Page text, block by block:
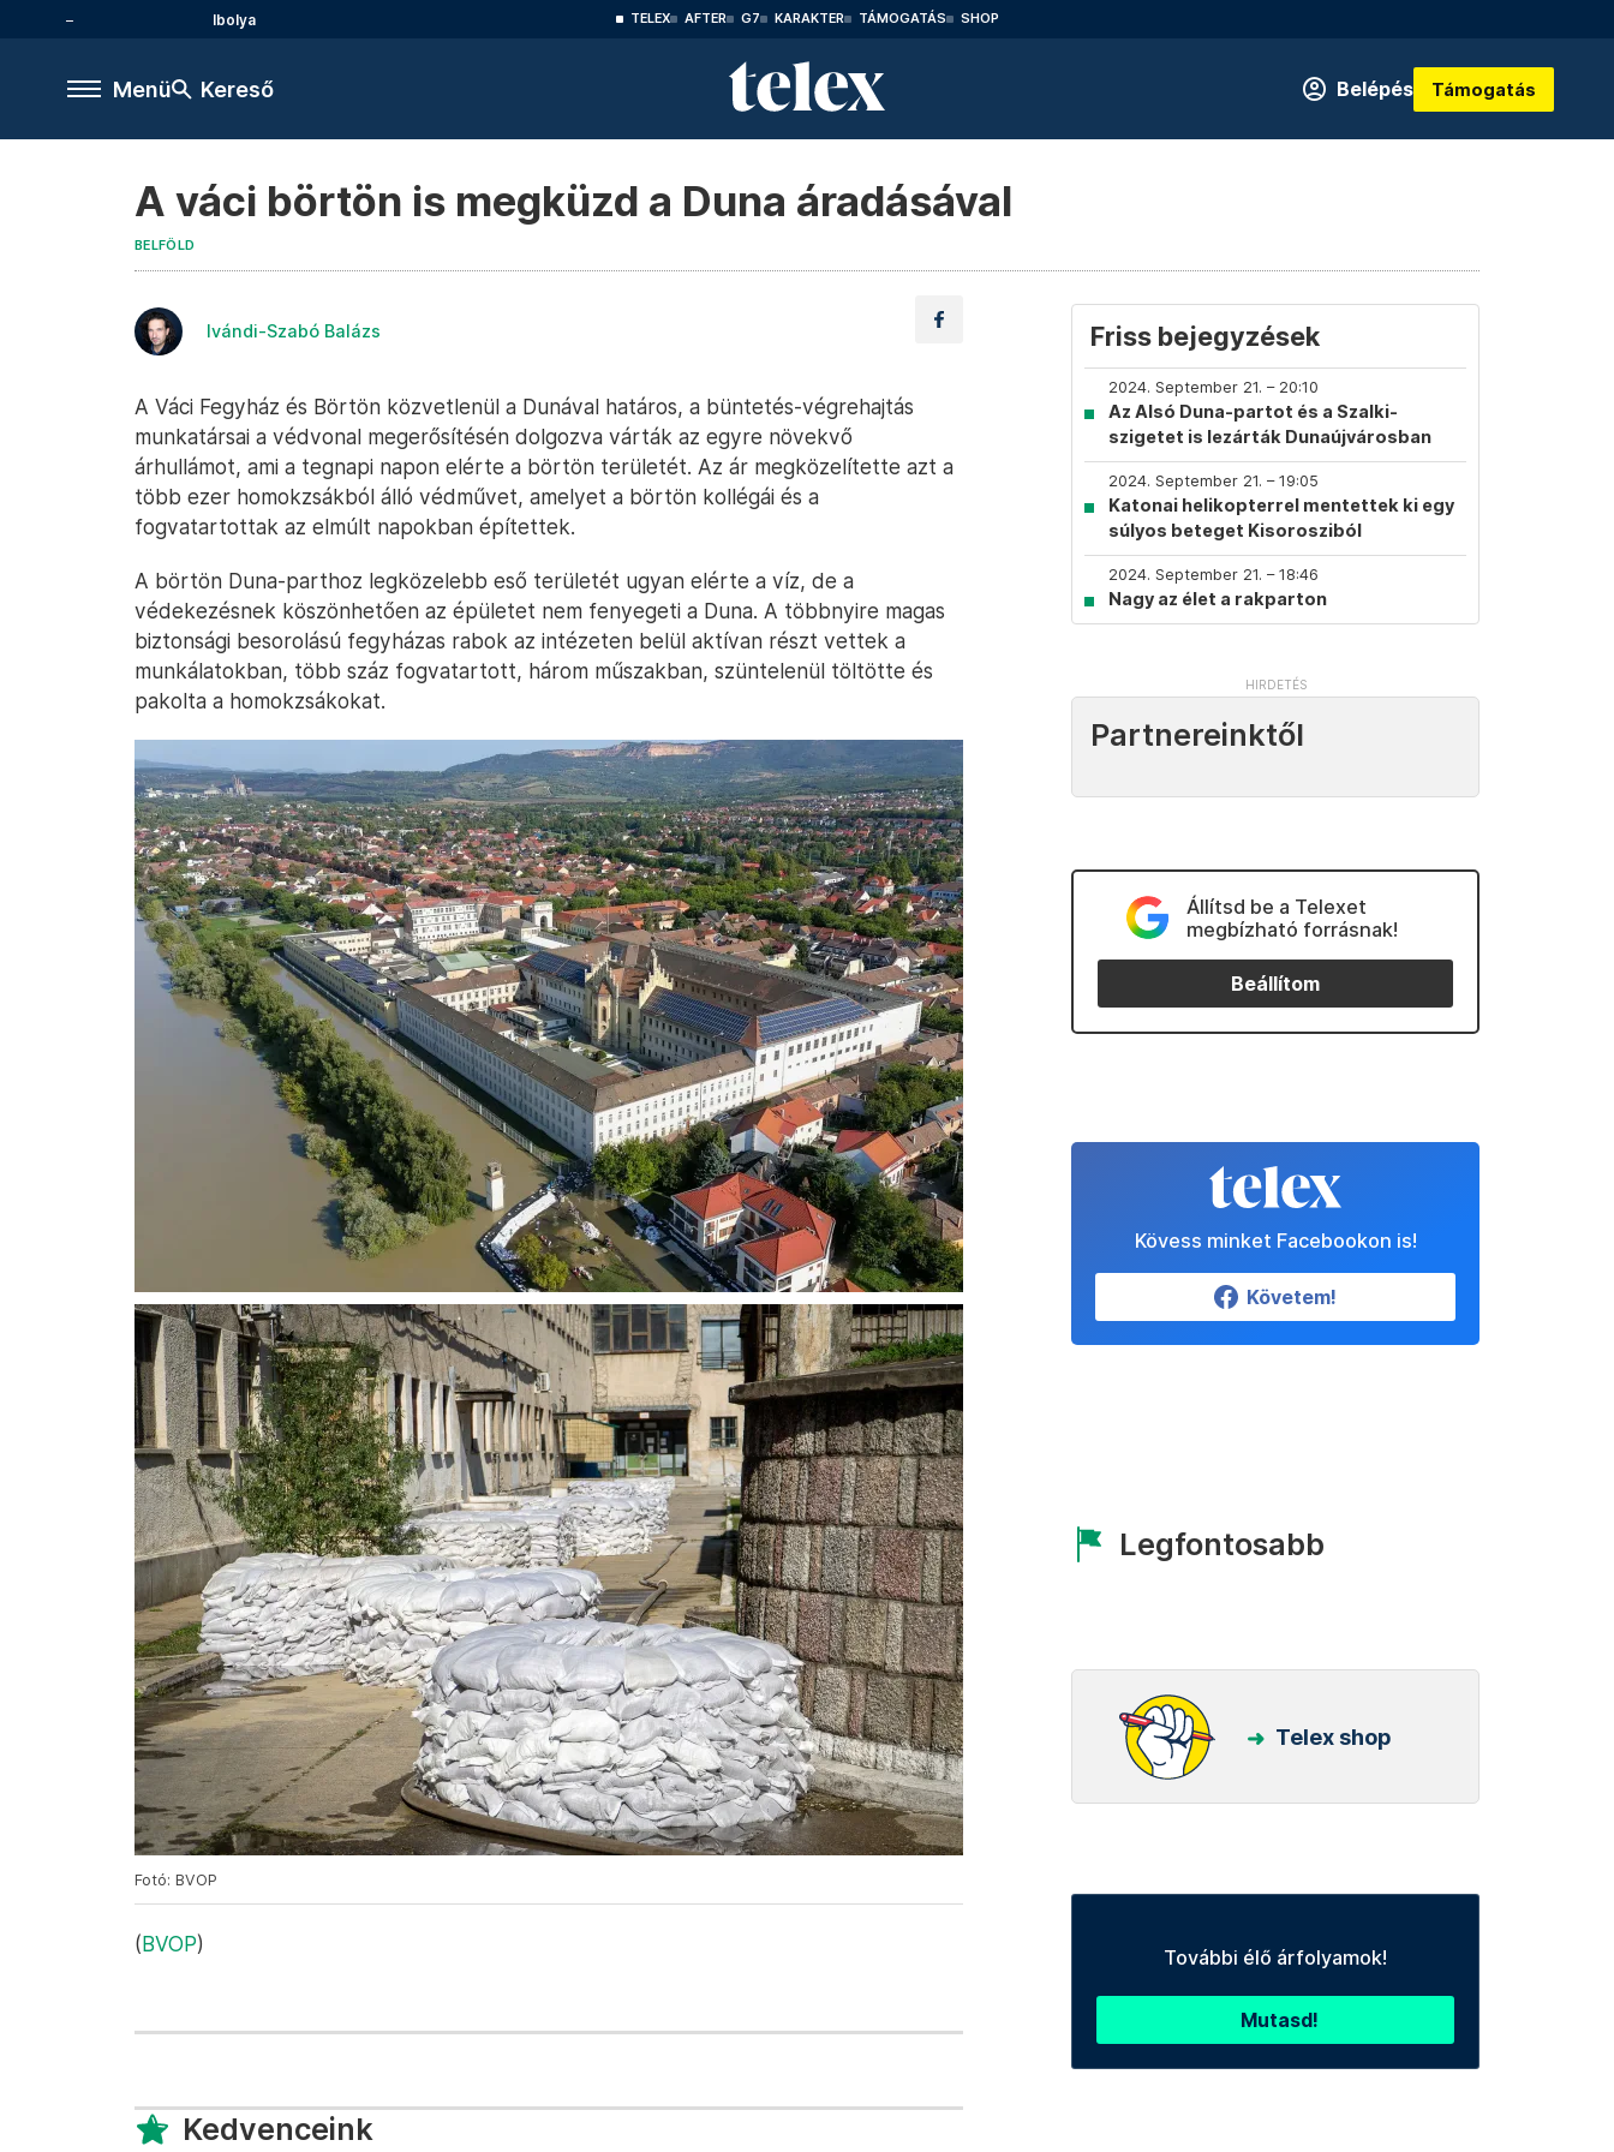
Ibolya TELEX AFTER G7 KARAKTER TÁMOGATÁS SHOP
Menü Kereső Belépés Támogatás
A váci börtön is megküzd a Duna áradásával
BELFÖLD
Ivándi-Szabó Balázs
A Váci Fegyház és Börtön közvetlenül a Dunával határos, a büntetés-végrehajtás
munkatársai a védvonal megerősítésén dolgozva várták az egyre növekvő
árhullámot, ami a tegnapi napon elérte a börtön területét. Az ár megközelítette azt a
több ezer homokzsákból álló védművet, amelyet a börtön kollégái és a
fogvatartottak az elmúlt napokban építettek.
A börtön Duna-parthoz legközelebb eső területét ugyan elérte a víz, de a
védekezésnek köszönhetően az épületet nem fenyegeti a Duna. A többnyire magas
biztonsági besorolású fegyházas rabok az intézeten belül aktívan részt vettek a
munkálatokban, több száz fogvatartott, három műszakban, szüntelenül töltötte és
pakolta a homokzsákokat.
Fotó: BVOP
(BVOP)
Kedvenceink
Friss bejegyzések
2024. September 21. – 20:10
Az Alsó Duna-partot és a Szalki-
szigetet is lezárták Dunaújvárosban
2024. September 21. – 19:05
Katonai helikopterrel mentettek ki egy
súlyos beteget Kisorosziból
2024. September 21. – 18:46
Nagy az élet a rakparton
Partnereinktől
Állítsd be a Telexet
megbízható forrásnak!
Beállítom
Kövess minket Facebookon is!
Követem!
Legfontosabb
Telex shop
További élő árfolyamok!
Mutasd!